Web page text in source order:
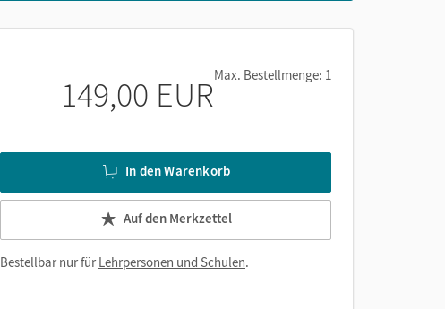
149,00 EURMax. Bestellmenge: 1
In den Warenkorb
Auf den Merkzettel
Bestellbar nur fürLehrpersonen und Schulen.